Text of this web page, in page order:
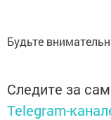
Будьте
Следите за
Telegram-